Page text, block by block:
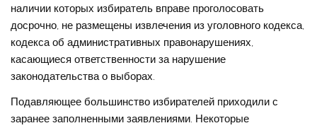
наличии которых избиратель вправе проголосовать
досрочно, не размещены извлечения из уголовного кодекса,
кодекса об административных правонарушениях,
касающиеся ответственности за нарушение
законодательства о выборах.
Подавляющее большинство избирателей приходили с
заранее заполненными заявлениями. Некоторые